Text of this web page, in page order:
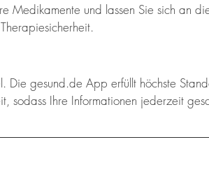
Medikamente und lassen Sie sich an
Die gesund.de App erfüllt höchste
sodass Ihre Informationen jederzeit